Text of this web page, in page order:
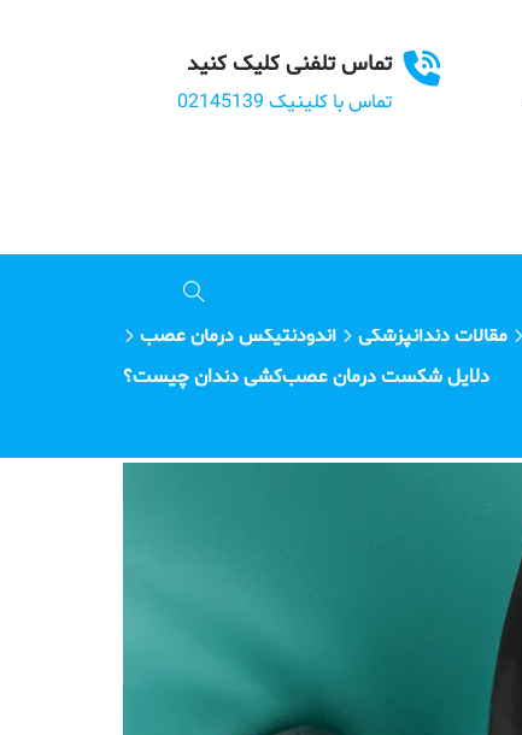
تماس تلفنی کلیک کنید
تماس با کلینیک 02145139
مقالات دندانپزشکی
اندودنتیکس درمان عصب
دلایل شکست درمان عصب‌کشی دندان چیست؟